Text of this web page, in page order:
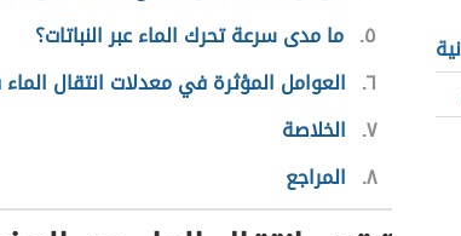
٢
طرق نقل الماء عبر الخشب إلى قمم الأشجار
٣ مستويات نقل الماء في النباتات
٤ هل يوجد للنبات قوة تدفع الماء عكس اتجاه
٥
ما مدى سرعة تحرك الماء عبر النباتات؟
٦ العوامل المؤثرة في معدلات انتقال